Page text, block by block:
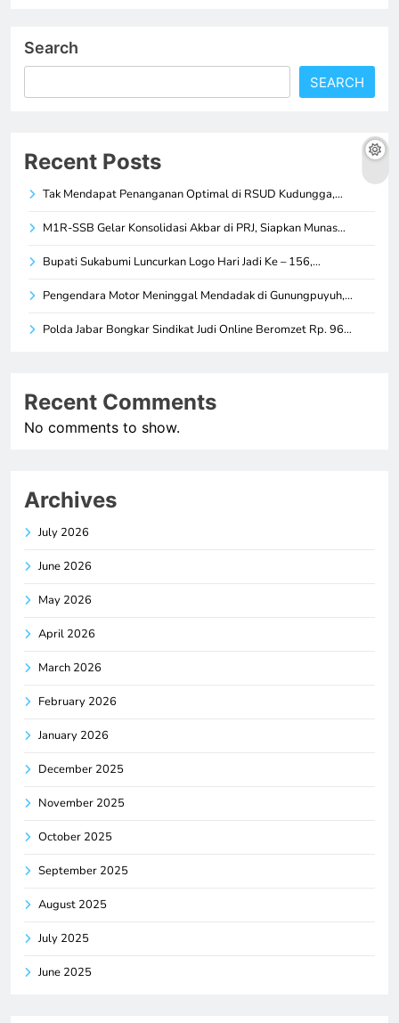
Search
SEARCH
Recent Posts
Tak Mendapat Penanganan Optimal di RSUD Kudungga,…
M1R-SSB Gelar Konsolidasi Akbar di PRJ, Siapkan Munas…
Bupati Sukabumi Luncurkan Logo Hari Jadi Ke – 156,…
Pengendara Motor Meninggal Mendadak di Gunungpuyuh,…
Polda Jabar Bongkar Sindikat Judi Online Beromzet Rp. 96…
Recent Comments
No comments to show.
Archives
July 2026
June 2026
May 2026
April 2026
March 2026
February 2026
January 2026
December 2025
November 2025
October 2025
September 2025
August 2025
July 2025
June 2025